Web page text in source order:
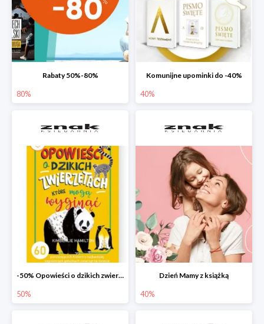
Rabaty 50%-80%
80%
Komunijne upominki do -40%
40%
-50% Opowieści o dzikich zwierzętach
50%
Dzień Mamy z książką
40%